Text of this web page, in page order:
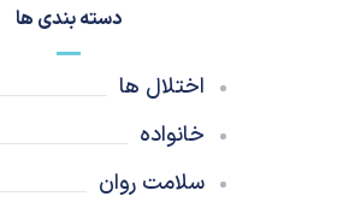
دسته بندی ها
اختلال ها
خانواده
سلامت روان